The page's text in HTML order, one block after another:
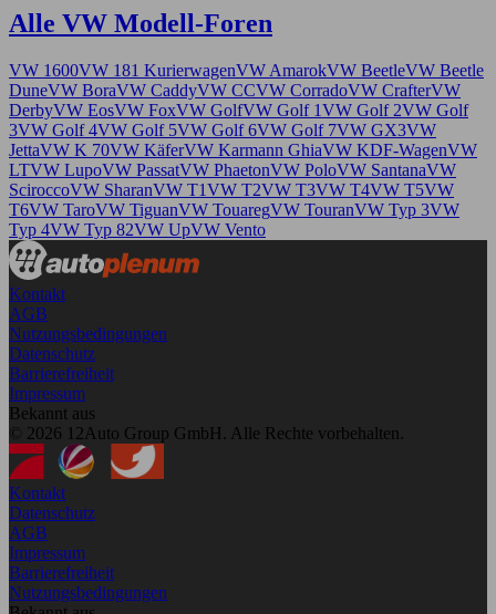
Alle VW Modell-Foren
VW 1600VW 181 KurierwagenVW AmarokVW BeetleVW Beetle
DuneVW BoraVW CaddyVW CCVW CorradoVW CrafterVW
DerbyVW EosVW FoxVW GolfVW Golf 1VW Golf 2VW Golf
3VW Golf 4VW Golf 5VW Golf 6VW Golf 7VW GX3VW
JettaVW K 70VW KäferVW Karmann GhiaVW KDF-WagenVW
LTVW LupoVW PassatVW PhaetonVW PoloVW SantanaVW
SciroccoVW SharanVW T1VW T2VW T3VW T4VW T5VW
T6VW TaroVW TiguanVW TouaregVW TouranVW Typ 3VW
Typ 4VW Typ 82VW UpVW Vento
Kontakt
AGB
Nutzungsbedingungen
Datenschutz
Barrierefreiheit
Impressum
Bekannt aus
© 2026 12Auto Group GmbH. Alle Rechte vorbehalten.
Kontakt
Datenschutz
AGB
Impressum
Barrierefreiheit
Nutzungsbedingungen